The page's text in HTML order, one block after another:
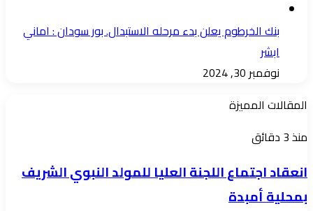
بنك الخرطوم يعلن بدء مرحله الاستبدال. بور سودان : اماني
ابشر
نوفمبر 30, 2024
المقالات المميزة
انعقاد
اللجنة
العليا
منذ 3 دقائق
انعقاد اجتماع اللجنة العليا للمولد النبوي الشريف
بمحلية أمبدة